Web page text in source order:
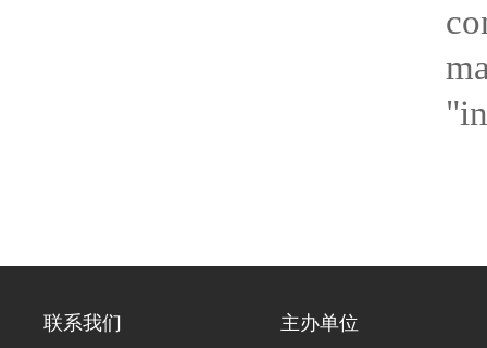
联系我们 主办单位